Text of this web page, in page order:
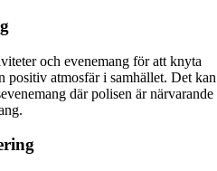
och evenemang för att knyta
positiv atmosfär i samhället. Det kan
där polisen är närvarande